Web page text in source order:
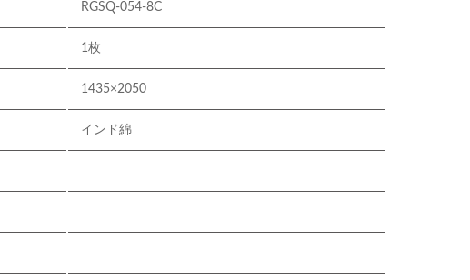
RGSQ-054-8C
1枚
1435×2050
インド綿